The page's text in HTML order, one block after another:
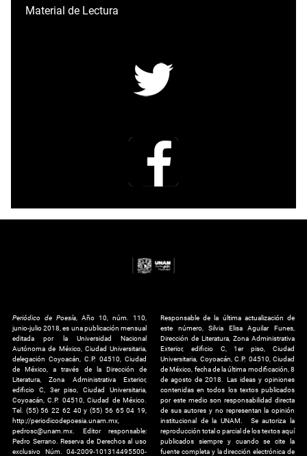
Material de Lectura
Periódico de Poesía , Año 10, núm. 110,
junio-julio 2018, es una publicación mensual
editada por la Universidad Nacional
Autónoma de México, Ciudad Universitaria,
delegación Coyoacán, C.P. 04510, Ciudad
de México, a través de la Dirección de
Literatura, Zona Administrativa Exterior,
edificio C, 3er piso, Ciudad Universitaria,
Coyoacán, C.P. 04510, Ciudad de México.
Tel. (55) 56 22 62 40 y (55) 56 65 04 19,
http://periodicodepoesia.unam.mx,
pedrosc@unam.mx. Editor responsable:
Pedro Serrano. Reserva de Derechos al uso
exclusivo Núm. 04-2009-101314495500-
Responsable de la última actualización de
este número, Silvia Elisa Aguilar Funes,
Dirección de Literatura, Zona Administrativa
Exterior, edificio C, 1er piso, Ciudad
Universitaria, Coyoacán, C.P. 04510, Ciudad
de México, fecha de la última modificación, 8
de agosto de 2018. Las ideas y opiniones
contenidas en todos los textos publicados
por este medio son responsabilidad directa
de sus autores y no representan la opinión
institucional de la UNAM. Se autoriza la
reproducción total o parcial de los textos aquí
publicados siempre y cuando se cite la
fuente completa y la dirección electrónica de